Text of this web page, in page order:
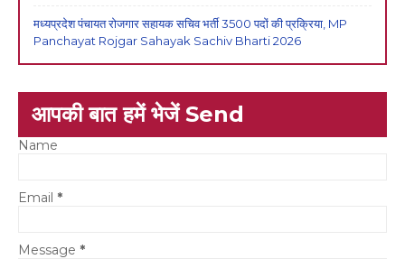
मध्यप्रदेश पंचायत रोजगार सहायक सचिव भर्ती 3500 पदों की प्रक्रिया, MP
Panchayat Rojgar Sahayak Sachiv Bharti 2026
आपकी बात हमें भेजें Send
Name
Email *
Message *